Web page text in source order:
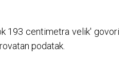
193 centimetra velik' govori
podatak.